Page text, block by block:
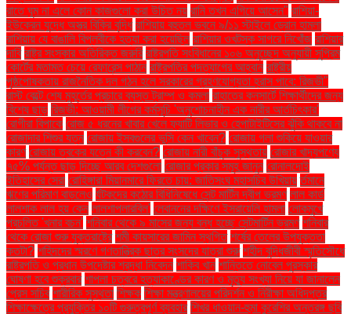
রাতে ঘুম না এলে কোন কাজগুলো করা উচিত নয় রানি তখন এগিয়ে আসেন" রাশিয়া-
ইউক্রেন যুদ্ধে অস্ত্র বিক্রি বৃদ্ধি রাশিয়ায় বহুতল ভবনে ৯/১১ স্টাইলে ড্রোন হামলা
রাশিয়ায় যে বাঙালি বিপ্লবীকে হত্যা করা হয়েছিল রাশিয়ার ওখটস্ক সাগরে নিখোঁজ রাশিয়ার
দাবি রাষ্ট্র সংস্কার অতিরিক্ত জরুরি রাষ্ট্রপতি সংবিধানের ১০৬ অনুচ্ছেদ অনুযায়ী সুপ্রিম
কোর্টের মতামত চেয়ে রেফারেন্স পাঠান রাষ্ট্রপতির পদত্যাগের আহ্বান রাষ্ট্রীয়
পৃষ্ঠপোষকতায় রাজনৈতিক দল গঠন হলে সরকারের গ্রহণযোগ্যতা হ্রাস পাবে: রিজভী"
রাস্ট বেল্টে শেষ মুহূর্তের প্রচারে ব্যস্ত ট্রাম্প ও কমলা রাহাতের কনসার্টে শিক্ষার্থীদের জন্য
বিশেষ ছাড় রিজভী: আওয়ামী লীগের কর্মসূচি 'অনুশোচনাহীন এক নারীর আর্তচিৎকার'
রোগীরা বিপাকে রোজ ৫ ধরনের খাবার খেলে ফ্যাটি লিভার ও হেপাটাইটিসের ঝুঁকি থাকবে না
রোজাদার শিশুর যত্ন রোজায় ইসবগুলের ভুসি কেন খাবেন? রোজায় গলা শুকিয়ে যাওয়ার
কারণ রোজায় ত্বকের যত্নে কী করবেন? রোজায় নারী বাঁচুক সুস্থতায় রোজার খাদ্যপণ্যে
৭৫% পর্যন্ত ছাড় দিচ্ছে আরব দেশগুলো রোজার প্রকার সমূহ জানুন রোনালদোই
ইতিহাসের সেরা রোহিঙ্গারা মিয়ানমারে ফিরতে চায়: জাতিসংঘ মহাসচিব উখিয়ায় র্তমানে
ঋণের পরিমাণ বাড়লেও র্যটকদের কঠোর বিধিনিষেধে সেন্ট মার্টিন দ্বীপ ভ্রমণ লাল কার্ড
লালশাক লাল হয় কেন লালশাপলারবিল' লেবাননের দক্ষিণে ইসরায়েলি হামলা লোকমুখে
প্রচলিত 'খনার বচন' শনিবার থেকে ৯ মাসের জন্য বন্ধ হচ্ছে সেন্টমার্টিন ভ্রমণ শনিবার
থেকে রোজা শুরু যুক্তরাষ্ট্রে শমী কায়সারের জামিন স্থগিত শর্ষের তেলের উপযুক্ততা
কতটা? শহিদদের স্মরণে গণতান্ত্রিক ছাত্র সংসদের যাত্রা শুরু শহীদ বুদ্ধিজীবী স্মৃতিসৌধে
রাষ্ট্রপতি ও প্রধান উপদেষ্টার শ্রদ্ধা নিবেদন শাকিব খান শান্তিতে নোবেল পুরস্কার
ঘোষণা হবে শুক্রবার শাপলা চত্বরে হত্যাকাণ্ডের কারণ ও মৃত্যু সংখ্যা নিয়ে যা জানালেন
প্রেস সচিব শারীরিক সুস্থতা শিক্ষক শিক্ষা মন্ত্রণালয়ের পরিদর্শন ও নিরীক্ষা অধিদপ্তর
শিক্ষাক্ষেত্রে প্রযুক্তির ১০টি গুরুত্বপূর্ণ ব্যবহার শিখর ধাওয়ান-হুমা কুরেশির অন্তরঙ্গ ছবি